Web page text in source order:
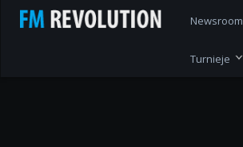
Newsroom
Turnieje